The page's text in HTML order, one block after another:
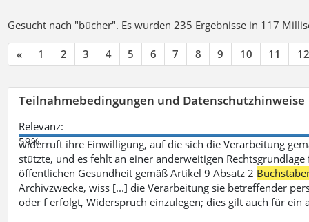
Gesucht nach "bücher". Es wurden 235 Ergebnisse in 117
« 1 2 3 4 5 6 7 8 9 10 11 12
Teilnahmebedingungen und Datenschutzhinweise
Relevanz:
59%
widerruft ihre Einwilligung, auf die sich die Verarbeitung
stützte, und es fehlt an einer anderweitigen
öffentlichen Gesundheit gemäß Artikel 9 Absatz 2
Archivzwecke, wiss [...] die Verarbeitung sie betreffender
oder f erfolgt, Widerspruch einzulegen; dies gilt auch für ein